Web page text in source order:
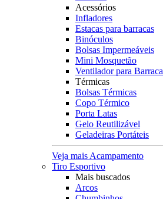
Acessórios
Infladores
Estacas para barracas
Binóculos
Bolsas Impermeáveis
Mini Mosquetão
Ventilador para Barraca
Térmicas
Bolsas Térmicas
Copo Térmico
Porta Latas
Gelo Reutilizável
Geladeiras Portáteis
Veja mais Acampamento
Tiro Esportivo
Mais buscados
Arcos